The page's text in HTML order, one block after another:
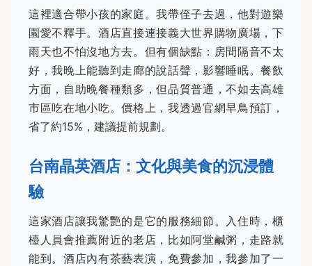
這裡適合帶小孩的家庭。我帶侄子去過，他對遊樂
園愛不釋手。酒店直接連接義大世界購物廣場，下
雨天也不怕沒地方去。但有個缺點：房間隔音不太
好，我晚上能聽到走廊的說話聲，影響睡眠。餐飲
方面，自助晚餐種類多，但品質普通，不如去高雄
市區吃在地小吃。價格上，我透過官網早鳥預訂，
省了約15%，建議提前規劃。
台南晶英酒店：文化與美食的沉浸體
驗
這家酒店讓我驚艷的是它的服務細節。入住時，櫃
檯人員會推薦附近的老店，比如阿堂鹹粥，走路就
能到。酒店內有茶藝表演，免費參加，我參加了一